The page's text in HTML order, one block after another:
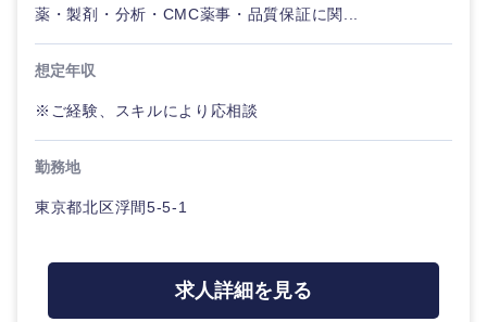
福岡県 佐賀県
長崎県
薬・製剤・分析・CMC薬事・品質保証に関...
想定年収
※ご経験、スキルにより応相談
勤務地
東京都北区浮間5-5-1
求人詳細を見る